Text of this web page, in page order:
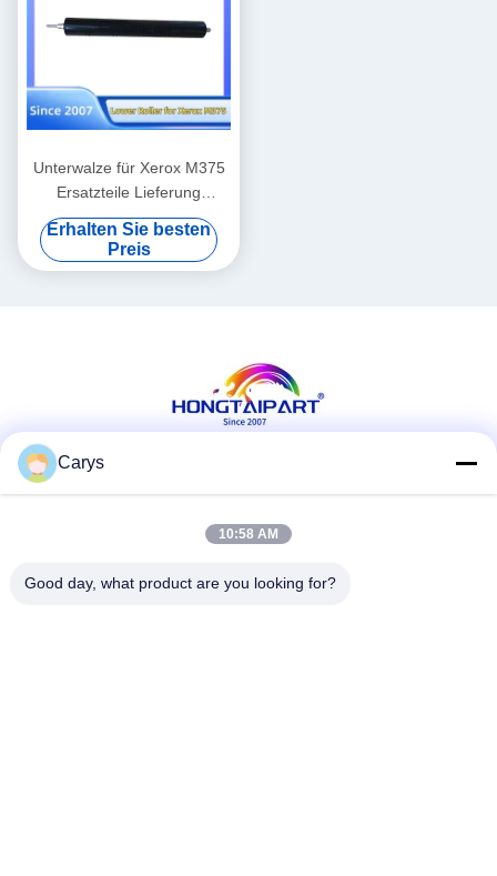
Unterwalze für Xerox M375
Ersatzteile Lieferung
Hongtaipart Wärme-Schütze
Druck
Erhalten Sie besten
Preis
Schnelle Kontaktaufnahme
Carys
10:58 AM
Good day, what product are you looking for?